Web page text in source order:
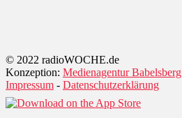
© 2022 radioWOCHE.de
Konzeption: Medienagentur Babelsberg
Impressum - Datenschutzerklärung